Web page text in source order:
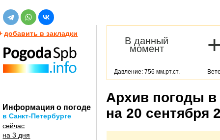
добавить в закладки
Информация о погоде
в Санкт-Петербурге
сейчас
на 3 дня
В данный
момент
Давление: 756 мм.рт.ст.
Архив погоды в
на 20 сентября